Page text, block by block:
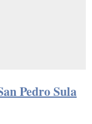
Pedro Sula